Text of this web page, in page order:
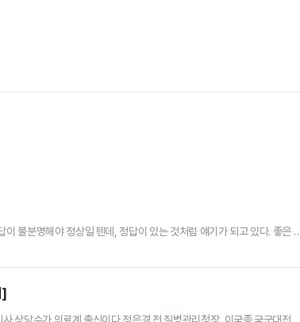
불분명해야 정상일 텐데, 정답이 있는 것처럼 얘기가 되고 있다. 좋은
.그렇다고 정청래도 박찬대도 아니다. 그들은 이재명의 대권 쟁취와 유
]